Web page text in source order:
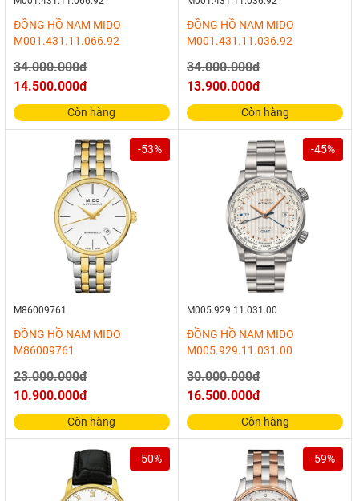
ĐỒNG HỒ NAM MIDO
M001.431.11.066.92
34.000.000đ
14.500.000đ
Còn hàng
ĐỒNG HỒ NAM MIDO
M001.431.11.036.92
34.000.000đ
13.900.000đ
Còn hàng
-53%
M86009761
ĐỒNG HỒ NAM MIDO
M86009761
23.000.000đ
10.900.000đ
Còn hàng
-45%
M005.929.11.031.00
ĐỒNG HỒ NAM MIDO
M005.929.11.031.00
30.000.000đ
16.500.000đ
Còn hàng
-50% -59%